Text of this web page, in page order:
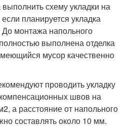
схему укладки на
планируется укладка
монтажа напольного
выполнена отделка
мусор качественно
проводить укладку
швов на
а расстояние от напольного
составлять около 10 мм.